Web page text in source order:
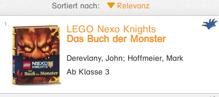
Sortiert nach:
LEGO Nexo Knights
Das Buch der Monster
Derevlany, John; Hoffmeier, Mark
Ab Klasse 3